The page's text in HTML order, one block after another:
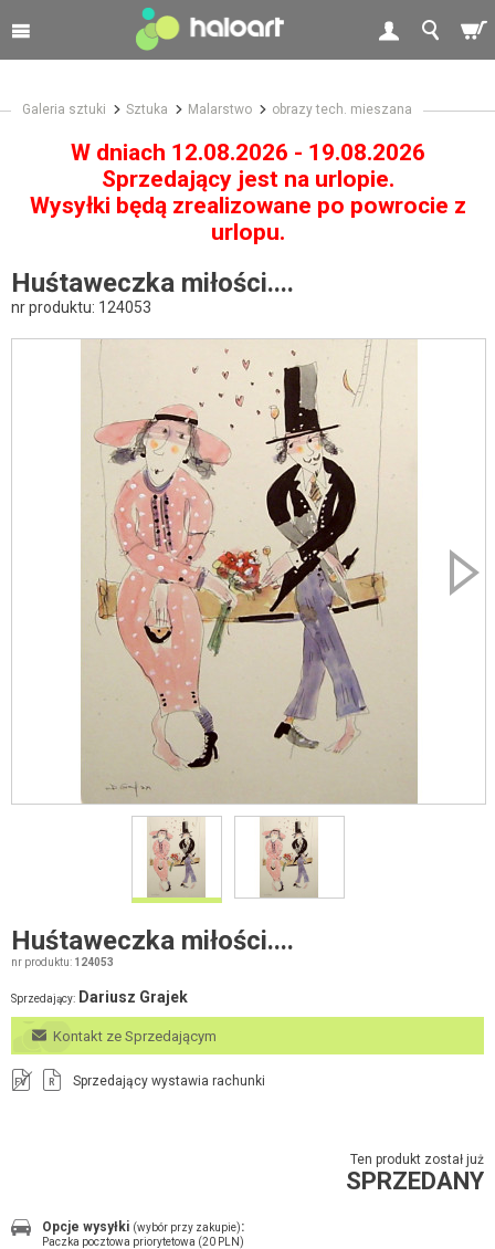
Galeria sztuki Sztuka Malarstwo obrazy tech. mieszana
W dniach 12.08.2026 - 19.08.2026
Sprzedający jest na urlopie.
Wysyłki będą zrealizowane po powrocie z
urlopu.
Huśtaweczka miłości....
nr produktu: 124053
Huśtaweczka miłości....
nr produktu: 124053
Sprzedający: Dariusz Grajek
Kontakt ze Sprzedającym
FV R Sprzedający wystawia rachunki
Ten produkt został już
SPRZEDANY
Opcje wysyłki (wybór przy zakupie):
Paczka pocztowa priorytetowa (20 PLN)